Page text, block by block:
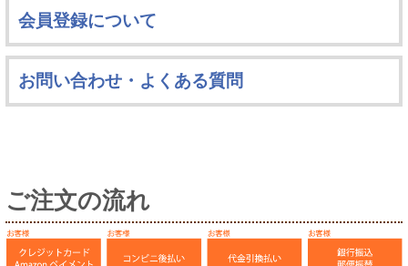
会員登録について
お問い合わせ・よくある質問
ご注文の流れ